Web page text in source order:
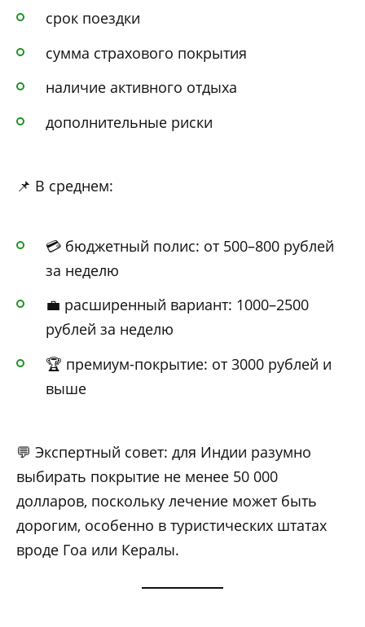
срок поездки
сумма страхового покрытия
наличие активного отдыха
дополнительные риски
📌 В среднем:
💳 бюджетный полис: от 500–800 рублей
за неделю
💼 расширенный вариант: 1000–2500
рублей за неделю
🏆 премиум-покрытие: от 3000 рублей и
выше
💬 Экспертный совет: для Индии разумно
выбирать покрытие не менее 50 000
долларов, поскольку лечение может быть
дорогим, особенно в туристических штатах
вроде Гоа или Кералы.